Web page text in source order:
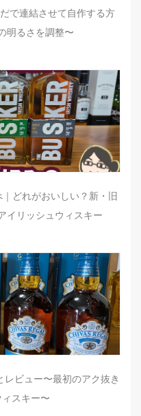
で連結させて自作する方
明るさを調整〜
どれがおいしい？新・旧
イリッシュウィスキー
ビュー〜最初のアク抜き
スキー〜